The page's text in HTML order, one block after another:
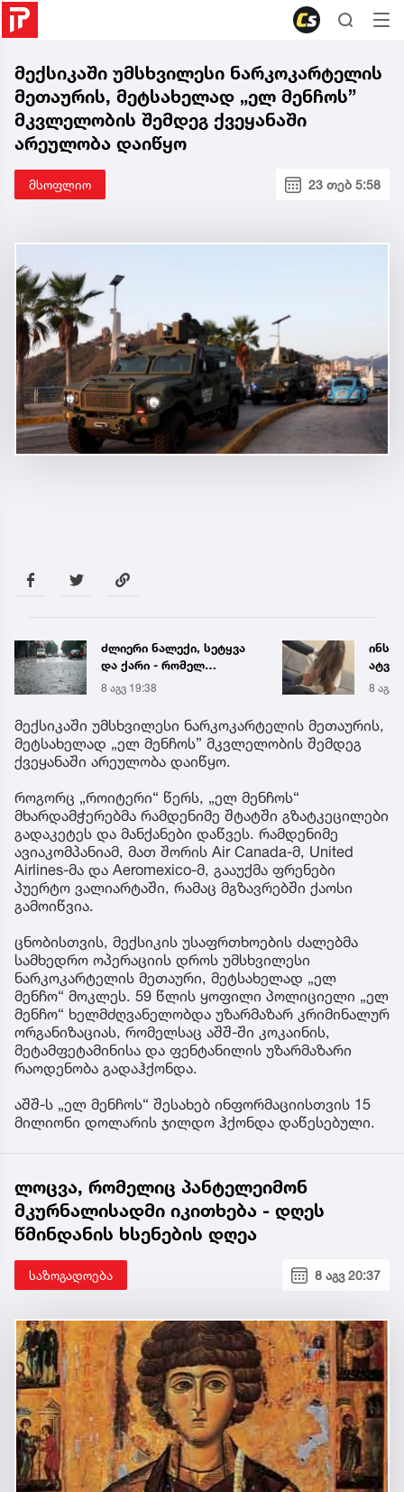
მექსიკაში უმსხვილესი ნარკოკარტელის
მეთაურის, მეტსახელად „ელ მენჩოს”
მკვლელობის შემდეგ ქვეყანაში
არეულობა დაიწყო
მსოფლიო 23 თებ 5:58
ძლიერი ნალექი, სეტყვა
და ქარი - რომელ
რეგიონს ემუქრება
წყალმოვარდნებისა და
მეწყრის საფრთხე
8 აგვ 19:38 8 აგვ
მექსიკაში უმსხვილესი ნარკოკარტელის მეთაურის,
მეტსახელად „ელ მენჩოს” მკვლელობის შემდეგ
ქვეყანაში არეულობა დაიწყო.
როგორც „როიტერი“ წერს, „ელ მენჩოს“
მხარდამჭერებმა რამდენიმე შტატში გზატკეცილები
გადაკეტეს და მანქანები დაწვეს. რამდენიმე
ავიაკომპანიამ, მათ შორის Air Canada-მ, United
Airlines-მა და Aeromexico-მ, გააუქმა ფრენები
პუერტო ვალიარტაში, რამაც მგზავრებში ქაოსი
გამოიწვია.
ცნობისთვის, მექსიკის უსაფრთხოების ძალებმა
სამხედრო ოპერაციის დროს უმსხვილესი
ნარკოკარტელის მეთაური, მეტსახელად „ელ
მენჩო“ მოკლეს. 59 წლის ყოფილი პოლიციელი „ელ
მენჩო“ ხელმძღვანელობდა უზარმაზარ კრიმინალურ
ორგანიზაციას, რომელსაც აშშ-ში კოკაინის,
მეტამფეტამინისა და ფენტანილის უზარმაზარი
რაოდენობა გადაჰქონდა.
აშშ-ს „ელ მენჩოს“ შესახებ ინფორმაციისთვის 15
მილიონი დოლარის ჯილდო ჰქონდა დაწესებული.
ლოცვა, რომელიც პანტელეიმონ
მკურნალისადმი იკითხება - დღეს
წმინდანის ხსენების დღეა
საზოგადოება 8 აგვ 20:37